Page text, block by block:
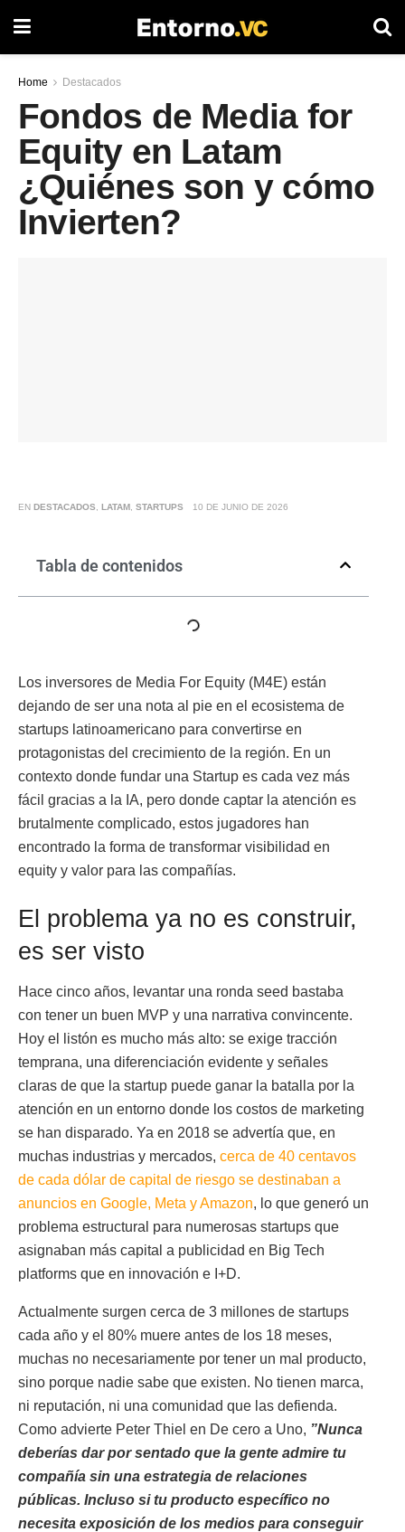
Home Destacados
Fondos de Media for
Equity en Latam
¿Quiénes son y cómo
Invierten?
EN DESTACADOS LATAM STARTUPS 10 DE JUNIO DE 2026
Tabla de contenidos
Los inversores de Media For Equity (M4E) están
dejando de ser una nota al pie en el ecosistema de
startups latinoamericano para convertirse en
protagonistas del crecimiento de la región. En un
contexto donde fundar una Startup es cada vez más
fácil gracias a la IA, pero donde captar la atención es
brutalmente complicado, estos jugadores han
encontrado la forma de transformar visibilidad en
equity y valor para las compañías.
El problema ya no es construir,
es ser visto
Hace cinco años, levantar una ronda seed bastaba
con tener un buen MVP y una narrativa convincente.
Hoy el listón es mucho más alto: se exige tracción
temprana, una diferenciación evidente y señales
claras de que la startup puede ganar la batalla por la
atención en un entorno donde los costos de marketing
se han disparado. Ya en 2018 se advertía que, en
muchas industrias y mercados, cerca de 40 centavos
de cada dólar de capital de riesgo se destinaban a
anuncios en Google, Meta y Amazon, lo que generó un
problema estructural para numerosas startups que
asignaban más capital a publicidad en Big Tech
platforms que en innovación e I+D.
Actualmente surgen cerca de 3 millones de startups
cada año y el 80% muere antes de los 18 meses,
muchas no necesariamente por tener un mal producto,
sino porque nadie sabe que existen. No tienen marca,
ni reputación, ni una comunidad que las defienda.
Como advierte Peter Thiel en De cero a Uno, ”Nunca
deberías dar por sentado que la gente admire tu
compañía sin una estrategia de relaciones
públicas. Incluso si tu producto específico no
necesita exposición de los medios para conseguir